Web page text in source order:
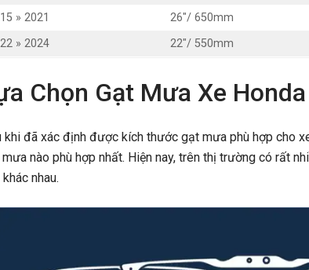
» 2021
26″/ 650mm
» 2024
22″/ 550mm
Chọn Gạt Mưa Xe
khi đã xác định được kích thước gạt mưa phù hợp cho
nào phù hợp nhất. Hiện nay, trên thị trường có rất
nhau.